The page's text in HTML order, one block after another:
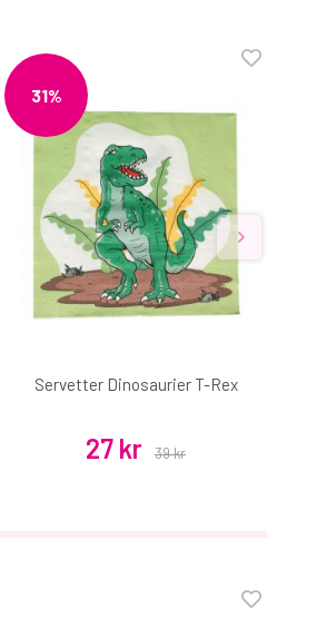
31%
Servetter Dinosaurier T-Rex
27 kr 39 kr